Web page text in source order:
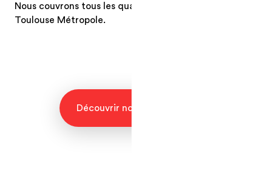
Nous couvrons tous les quartiers de Toulouse ainsi que
Toulouse Métropole.
Découvrir nos programmes